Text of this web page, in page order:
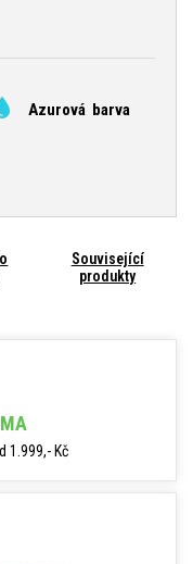
Azurová barva
Související
produkty
1.999,- Kč